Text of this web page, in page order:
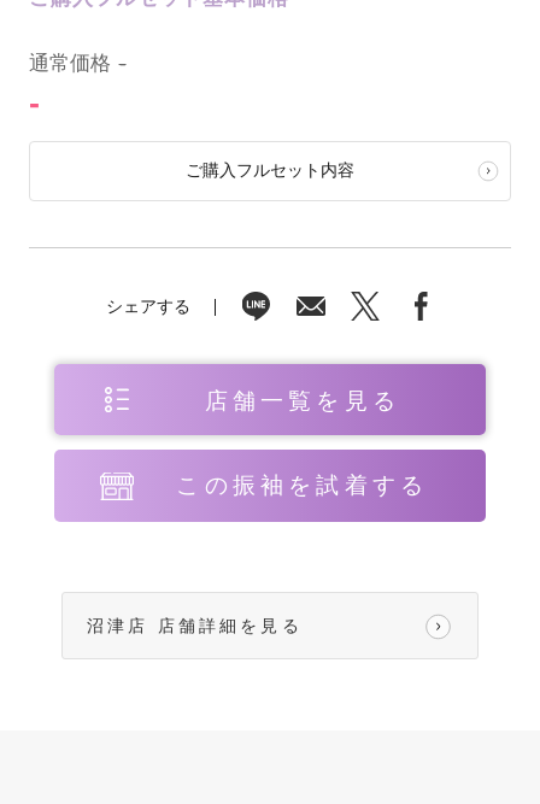
通常価格 -
-
ご購入フルセット内容
シェアする
店舗一覧を見る
この振袖を試着する
沼津店 店舗詳細を見る